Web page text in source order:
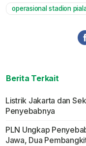
operasional stadion
Berita Terkait
Listrik Jakarta dan
Penyebabnya
PLN Ungkap
Jawa, Dua